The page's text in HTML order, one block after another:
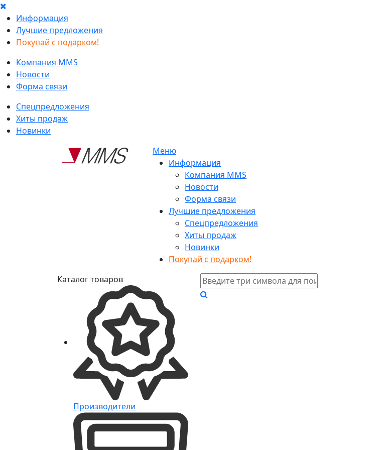
Информация
Лучшие предложения
Покупай с подарком!
Компания MMS
Новости
Форма связи
Спецпредложения
Хиты продаж
Новинки
Меню
Информация
Компания MMS
Новости
Форма связи
Лучшие предложения
Спецпредложения
Хиты продаж
Новинки
Покупай с подарком!
Каталог товаров
Производители